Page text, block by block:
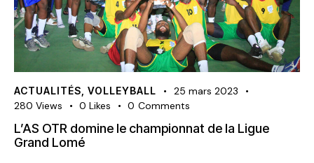
ACTUALITÉS, VOLLEYBALL
25 mars 2023
280 Views 0 Likes 0 Comments
L’AS OTR domine le championnat de la Ligue
Grand Lomé